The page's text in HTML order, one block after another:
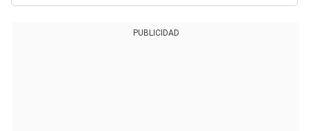
PUBLICIDAD